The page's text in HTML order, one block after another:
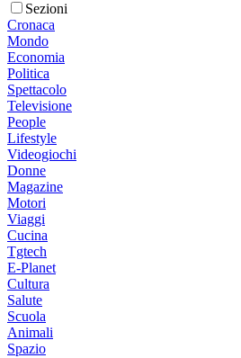
Sezioni
Cronaca
Mondo
Economia
Politica
Spettacolo
Televisione
People
Lifestyle
Videogiochi
Donne
Magazine
Motori
Viaggi
Cucina
Tgtech
E-Planet
Cultura
Salute
Scuola
Animali
Spazio